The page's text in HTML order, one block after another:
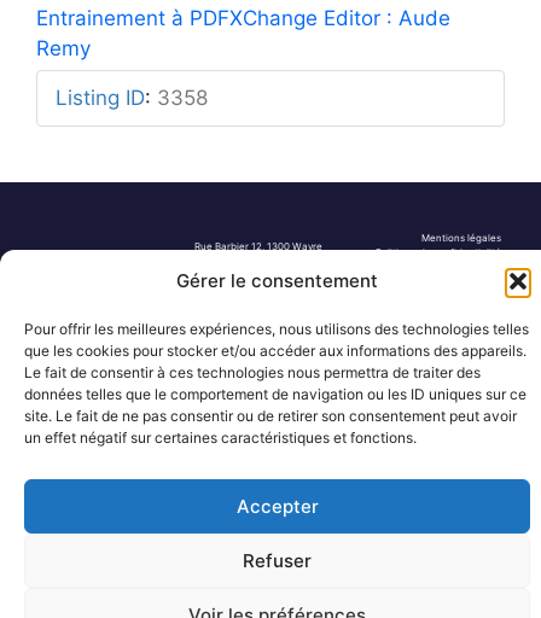
Gérer le consentement
Pour offrir les meilleures expériences, nous utilisons des technologies telles
que les cookies pour stocker et/ou accéder aux informations des appareils.
Le fait de consentir à ces technologies nous permettra de traiter des
données telles que le comportement de navigation ou les ID uniques sur ce
site. Le fait de ne pas consentir ou de retirer son consentement peut avoir
un effet négatif sur certaines caractéristiques et fonctions.
Accepter
Refuser
Entrainement à PDFXChange Editor : Aude
Remy
Listing ID: 3358
Rue Barbier 12, 1300 Wavre
Numéro FASE : 11020
Mentions légales
Politique de confidentialité
© 2026 Pôle Hedera, tous droits